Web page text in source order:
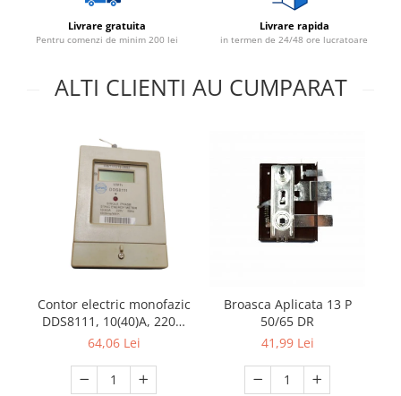
Livrare gratuita
Pentru comenzi de minim 200 lei
Livrare rapida
in termen de 24/48 ore lucratoare
ALTI CLIENTI AU CUMPARAT
Contor electric monofazic
DDS8111, 10(40)A, 220V,
50Hz, pentru măsurarea
electrică
64,06 Lei
Broasca Aplicata 13 P
50/65 DR
41,99 Lei